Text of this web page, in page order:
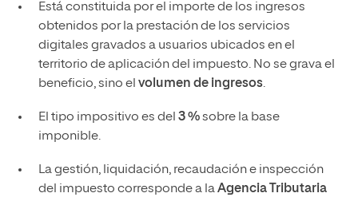
Está constituida por el importe de los ingresos
obtenidos por la prestación de los servicios
digitales gravados a usuarios ubicados en el
territorio de aplicación del impuesto. No se grava el
beneficio, sino el volumen de ingresos.
El tipo impositivo es del 3 %sobre la base
imponible.
La gestión, liquidación, recaudación e inspección
del impuesto corresponde a laAgencia Tributaria